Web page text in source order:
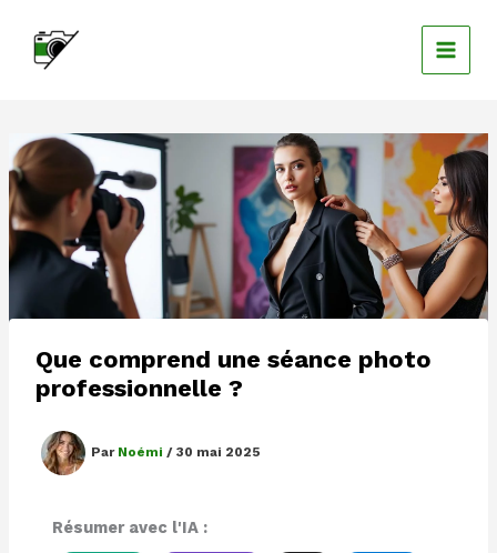
contenu
Que comprend une séance photo
professionnelle ?
Par Noémi / 30 mai 2025
Résumer avec l'IA :